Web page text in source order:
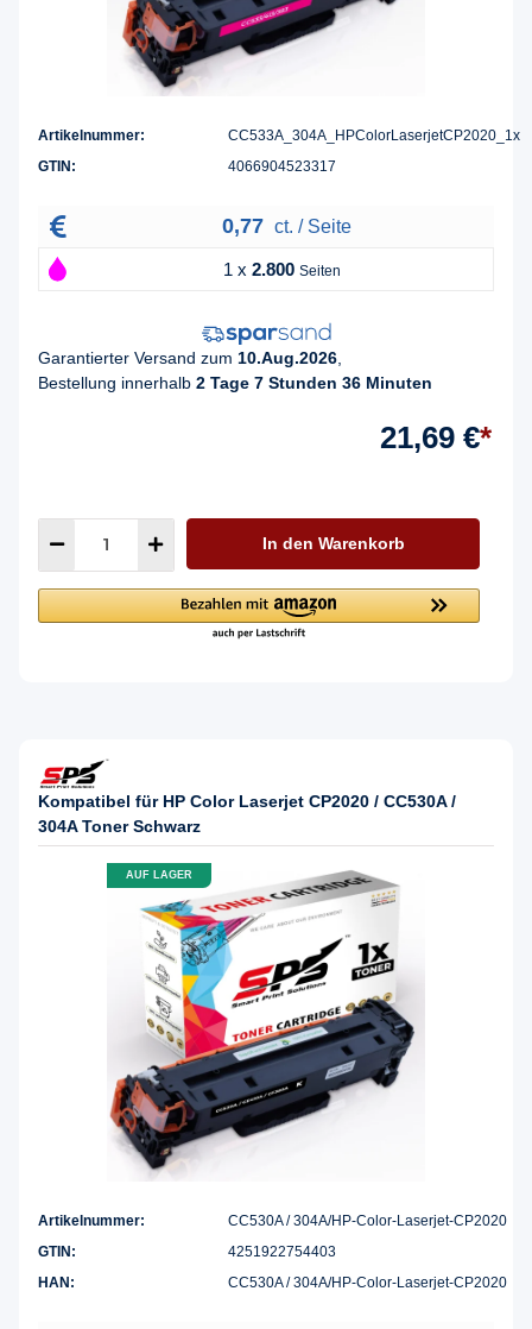
Artikelnummer:
CC533A_304A_HPColorLaserjetCP2020_1x
GTIN:
4066904523317
0,77 ct. / Seite
1 x 2.800 Seiten
Garantierter Versand zum 10.Aug.2026
Bestellung innerhalb 2 Tage 7 Stunden 36 Minuten
21,69 €*
In den Warenkorb
Kompatibel für HP Color Laserjet CP2020 / CC530A /
304A Toner Schwarz
AUF LAGER
Artikelnummer:
CC530A / 304A/HP-Color-Laserjet-CP2020
GTIN:
4251922754403
HAN:
CC530A / 304A/HP-Color-Laserjet-CP2020